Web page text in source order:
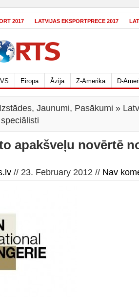
2017 LATVIJAS EKSPORTPRECE 2017
Eiropa Āzija Z-Amerika D-
Izstādes, Jaunumi, Pasākumi »
apakšveļu novērtē
// 23. February 2012 // Nav